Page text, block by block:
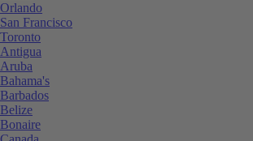
Orlando
San Francisco
Toronto
Antigua
Aruba
Bahama's
Barbados
Belize
Bonaire